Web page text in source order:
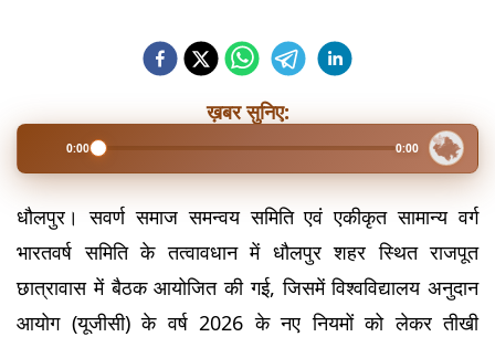
ख़बर सुनिए:
0:00 0:00
धौलपुर। सवर्ण समाज समन्वय समिति एवं एकीकृत सामान्य वर्ग
भारतवर्ष समिति के तत्वावधान में धौलपुर शहर स्थित राजपूत
छात्रावास में बैठक आयोजित की गई, जिसमें विश्वविद्यालय अनुदान
आयोग (यूजीसी) के वर्ष 2026 के नए नियमों को लेकर तीखी